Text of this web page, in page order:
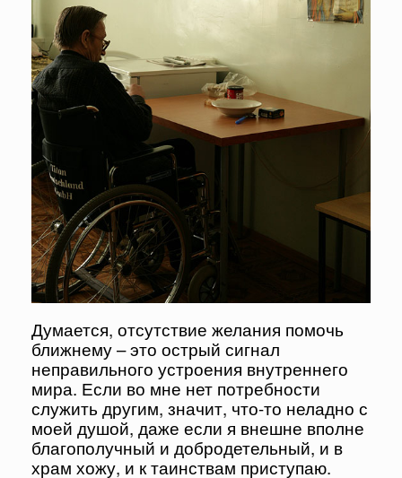
Думается, отсутствие желания помочь
ближнему – это острый сигнал
неправильного устроения внутреннего
мира. Если во мне нет потребности
служить другим, значит, что-то неладно с
моей душой, даже если я внешне вполне
благополучный и добродетельный, и в
храм хожу, и к таинствам приступаю.